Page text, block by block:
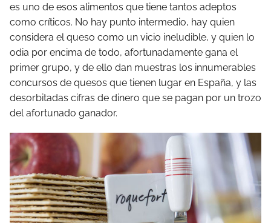
es uno de esos alimentos que tiene tantos adeptos
como críticos. No hay punto intermedio, hay quien
considera el queso como un vicio ineludible, y quien lo
odia por encima de todo, afortunadamente gana el
primer grupo, y de ello dan muestras los innumerables
concursos de quesos que tienen lugar en España, y las
desorbitadas cifras de dinero que se pagan por un trozo
del afortunado ganador.